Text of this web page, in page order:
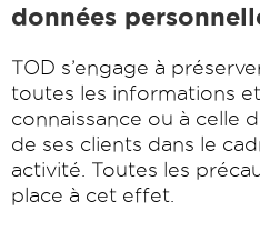
données
TOD s’engage à
toutes les informations
connaissance ou à celle
de ses clients dans le
activité. Toutes les
place à cet effet.